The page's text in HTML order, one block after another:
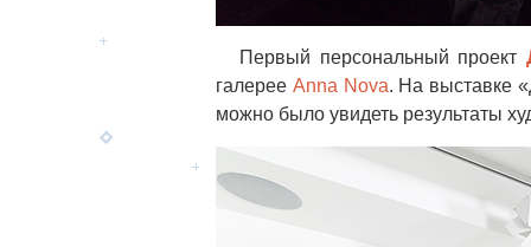
Первый персональный проект
галерее Anna Nova. На выставке
можно было увидеть результаты